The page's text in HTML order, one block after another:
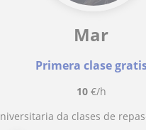
Mar
Primera clase
10€/h
Universitaria da clases de repaso a alumnos de